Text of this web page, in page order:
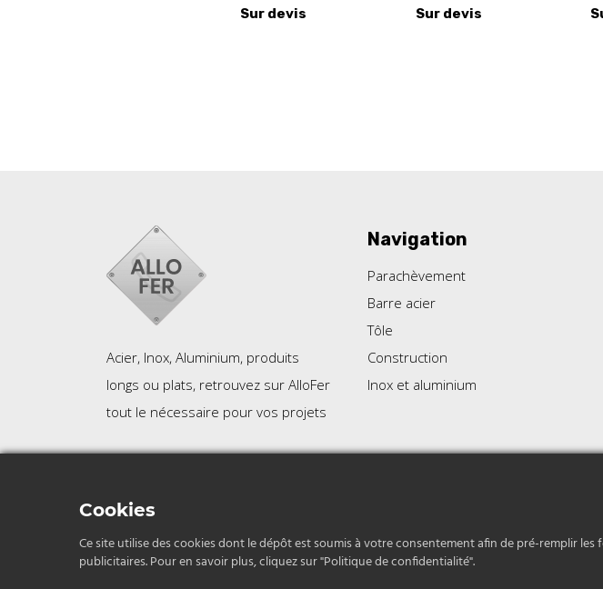
Sur devis Sur devis
Acier, Inox, Aluminium, produits
longs ou plats, retrouvez sur AlloFer
tout le nécessaire pour vos projets
Navigation
Parachèvement
Barre acier
Tôle
Construction
Inox et aluminium
Cookies
Ce site utilise des cookies dont le dépôt est soumis à votre consentement afin de pré-remplir
publicitaires. Pour en savoir plus, cliquez sur "Politique de confidentialité".